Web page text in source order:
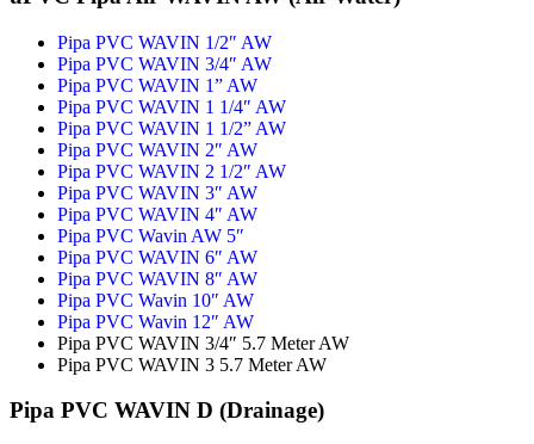
Pipa PVC WAVIN 1/2″ AW
Pipa PVC WAVIN 3/4″ AW
Pipa PVC WAVIN 1” AW
Pipa PVC WAVIN 1 1/4″ AW
Pipa PVC WAVIN 1 1/2” AW
Pipa PVC WAVIN 2″ AW
Pipa PVC WAVIN 2 1/2″ AW
Pipa PVC WAVIN 3″ AW
Pipa PVC WAVIN 4″ AW
Pipa PVC Wavin AW 5″
Pipa PVC WAVIN 6″ AW
Pipa PVC WAVIN 8″ AW
Pipa PVC Wavin 10″ AW
Pipa PVC Wavin 12″ AW
Pipa PVC WAVIN 3/4″ 5.7 Meter AW
Pipa PVC WAVIN 3 5.7 Meter AW
Pipa PVC WAVIN D (Drainage)